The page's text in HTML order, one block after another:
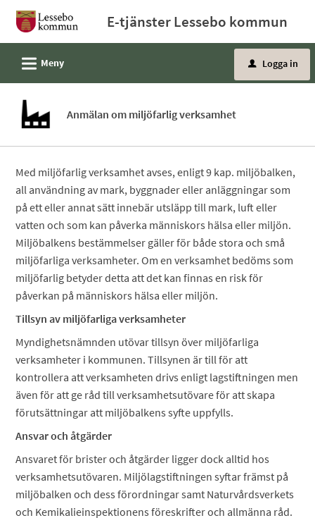
Välkommen
e-
tjänster
-
Lessebo
kommun
E-tjänster Lessebo kommun
L Meny u Logga in
Anmälan om miljöfarlig verksamhet
Med miljöfarlig verksamhet avses, enligt 9 kap. miljöbalken,
all användning av mark, byggnader eller anläggningar som
på ett eller annat sätt innebär utsläpp till mark, luft eller
vatten och som kan påverka människors hälsa eller miljön.
Miljöbalkens bestämmelser gäller för både stora och små
miljöfarliga verksamheter. Om en verksamhet bedöms som
miljöfarlig betyder detta att det kan finnas en risk för
påverkan på människors hälsa eller miljön.
Tillsyn av miljöfarliga verksamheter
Myndighetsnämnden utövar tillsyn över miljöfarliga
verksamheter i kommunen. Tillsynen är till för att
kontrollera att verksamheten drivs enligt lagstiftningen men
även för att ge råd till verksamhetsutövare för att skapa
förutsättningar att miljöbalkens syfte uppfylls.
Ansvar och åtgärder
Ansvaret för brister och åtgärder ligger dock alltid hos
verksamhetsutövaren. Miljölagstiftningen syftar främst på
miljöbalken och dess förordningar samt Naturvårdsverkets
och Kemikalieinspektionens föreskrifter och allmänna råd.